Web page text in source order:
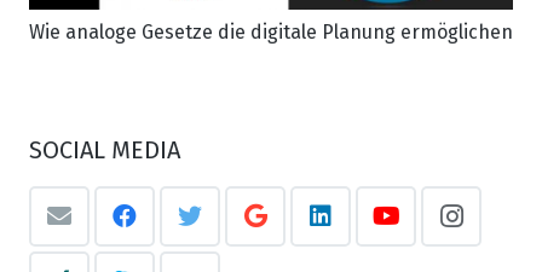
Wie analoge Gesetze die digitale Planung ermöglichen
SOCIAL MEDIA